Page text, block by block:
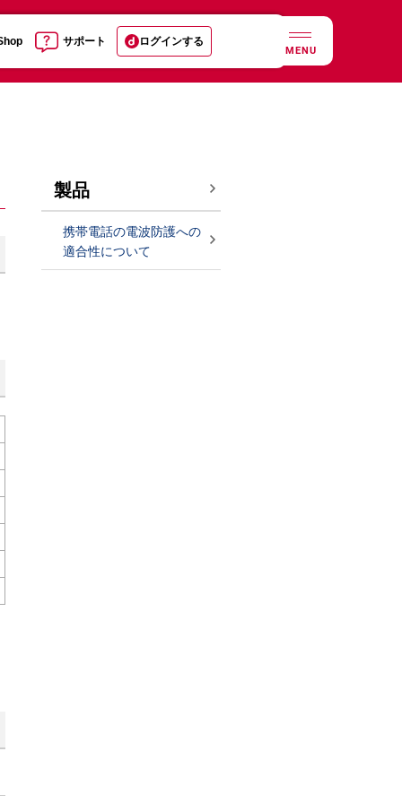
サポート ログインする
MENU
製品
携帯電話の電波防護への
適合性について